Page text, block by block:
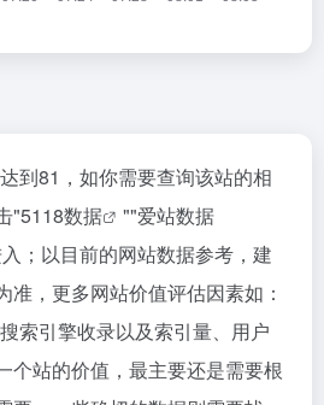
到81，如你需要查询该站的相
"5118数据 ""爱站数据
；以目前的网站数据参考，建
准，更多网站价值评估因素如：
索引擎收录以及索引量、用户
个站的价值，最主要还是需要根